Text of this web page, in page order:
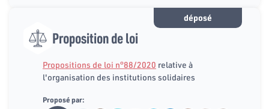
déposé
Proposition de loi
Propositions de loi n°88/2020 relative à
l'organisation des institutions solidaires
Proposé par: